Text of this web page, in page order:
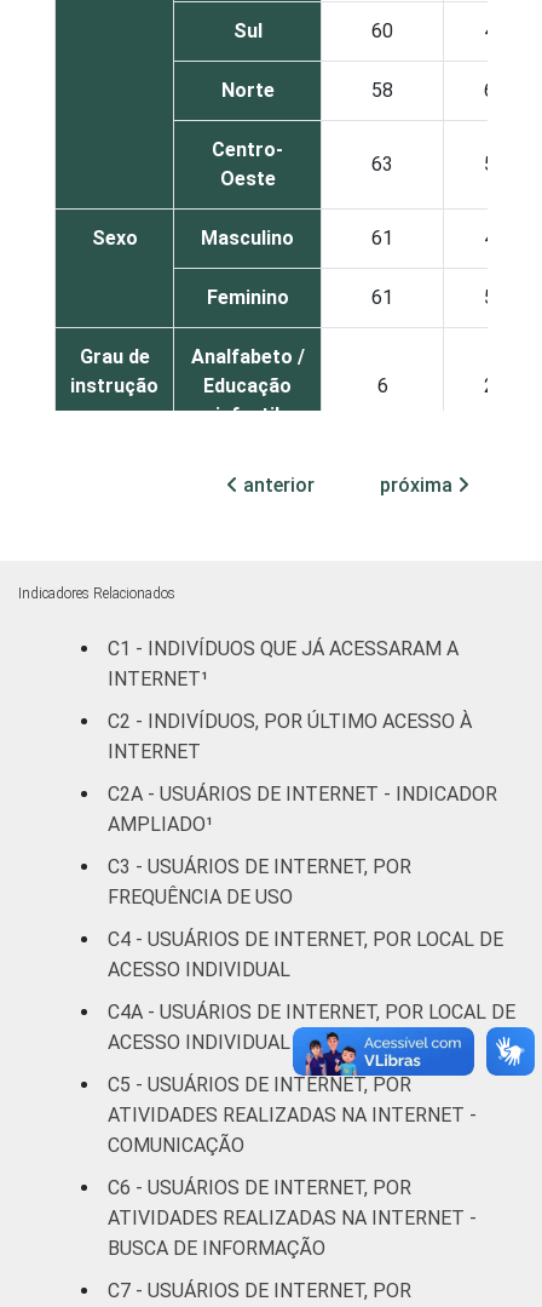
Sul 60 4
Norte 58 6
Centro-
Oeste
63 5
Sexo Masculino 61 4
Feminino 61 5
Grau de
instrução
Analfabeto /
Educação
infantil
6 2
Fundamental
Faixa
etária
De 10 a 15
De 25 a 34
anos
anos
66 6
De 45 a 59
anos
46 4
De 60 anos
ou mais
19
Renda
Familiar
Até 1 SM 44
Mais de 1
anterior próxima
Indicadores Relacionados
C1 - INDIVÍDUOS QUE JÁ ACESSARAM A
INTERNET¹
C2 - INDIVÍDUOS, POR ÚLTIMO ACESSO À
INTERNET
C2A - USUÁRIOS DE INTERNET - INDICADOR
AMPLIADO¹
C3 - USUÁRIOS DE INTERNET, POR
FREQUÊNCIA DE USO
C4 - USUÁRIOS DE INTERNET, POR LOCAL DE
ACESSO INDIVIDUAL
C4A - USUÁRIOS DE INTERNET, POR LOCAL DE
ACESSO INDIVIDUAL MAIS FREQUENTE
C5 - USUÁRIOS DE INTERNET, POR
ATIVIDADES REALIZADAS NA INTERNET -
COMUNICAÇÃO
C6 - USUÁRIOS DE INTERNET, POR
ATIVIDADES REALIZADAS NA INTERNET -
BUSCA DE INFORMAÇÃO
C7 - USUÁRIOS DE INTERNET, POR